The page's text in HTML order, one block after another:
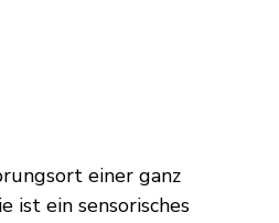
einer ganz
ist ein sensorisches